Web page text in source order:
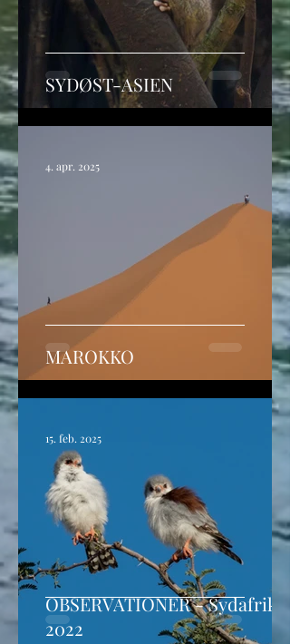
SYDØST-ASIEN
MAROKKO
4. apr. 2025
OBSERVATIONER - Sydafrika
2022
15. feb. 2025